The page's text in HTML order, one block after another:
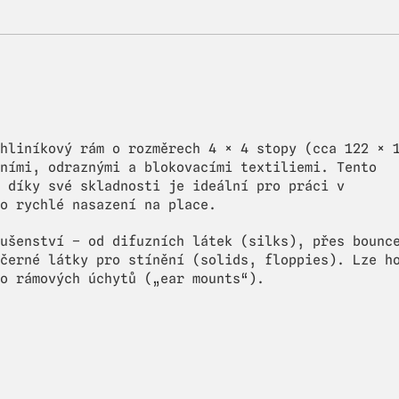
rám o rozměrech 4 × 4 stopy (cca 122 ×
odraznými a blokovacími textiliemi. Tento
a díky své skladnosti je ideální pro práci v
rychlé nasazení na place.
– od difuzních látek (silks), přes
černé látky pro stínění (solids, floppies). Lze
úchytů („ear mounts“).